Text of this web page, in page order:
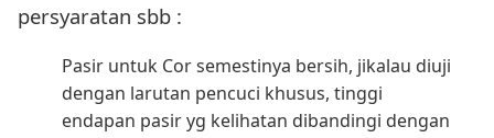
persyaratan sbb :
Pasir untuk Cor semestinya bersih, jikalau diuji
dengan larutan pencuci khusus, tinggi
endapan pasir yg kelihatan dibandingi dengan